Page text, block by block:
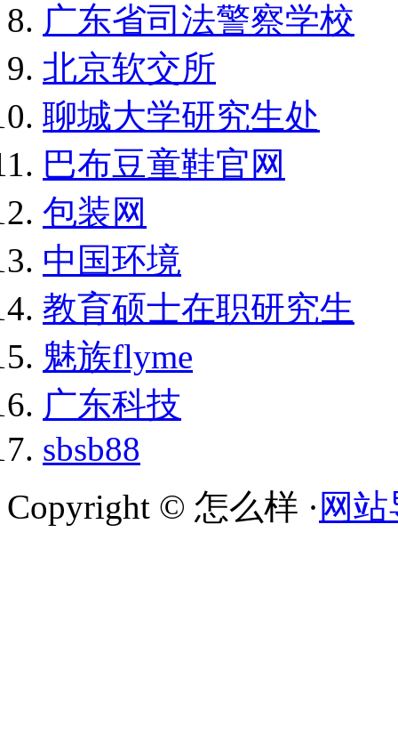
广东省司法警察学校
北京软交所
聊城大学研究生处
巴布豆童鞋官网
包装网
中国环境
教育硕士在职研究生
魅族flyme
广东科技
sbsb88
Copyright © 怎么样 · 网